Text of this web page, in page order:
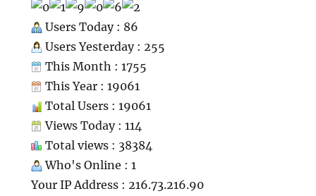
Users Today : 86
Users Yesterday : 255
This Month : 1755
This Year : 19061
Total Users : 19061
Views Today : 114
Total views : 38384
Who's Online : 1
Your IP Address : 216.73.216.90